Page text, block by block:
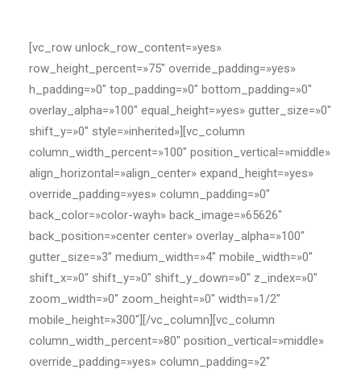
DEFINICIONES
BLOG
CONTACTO
[vc_row unlock_row_content=»yes»
row_height_percent=»75″ override_padding=»yes»
h_padding=»0″ top_padding=»0″ bottom_padding=»0″
overlay_alpha=»100″ equal_height=»yes» gutter_size=»0″
shift_y=»0″ style=»inherited»][vc_column
column_width_percent=»100″ position_vertical=»middle»
align_horizontal=»align_center» expand_height=»yes»
override_padding=»yes» column_padding=»0″
back_color=»color-wayh» back_image=»65626″
back_position=»center center» overlay_alpha=»100″
gutter_size=»3″ medium_width=»4″ mobile_width=»0″
shift_x=»0″ shift_y=»0″ shift_y_down=»0″ z_index=»0″
zoom_width=»0″ zoom_height=»0″ width=»1/2″
mobile_height=»300″][/vc_column][vc_column
column_width_percent=»80″ position_vertical=»middle»
override_padding=»yes» column_padding=»2″